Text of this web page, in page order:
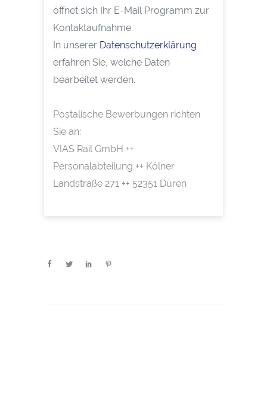
öffnet sich Ihr E-Mail Programm zur
Kontaktaufnahme.
In unserer Datenschutzerklärung
erfahren Sie, welche Daten
bearbeitet werden.
Postalische Bewerbungen richten
Sie an:
VIAS Rail GmbH ++
Personalabteilung ++ Kölner
Landstraße 271 ++ 52351 Düren